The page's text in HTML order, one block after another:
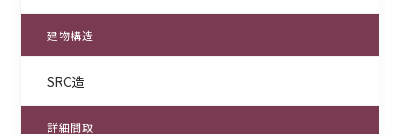
建物構造
SRC造
詳細間取